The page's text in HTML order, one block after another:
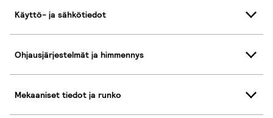
Käyttö- ja sähkötiedot
Ohjausjärjestelmät ja himmennys
Mekaaniset tiedot ja runko